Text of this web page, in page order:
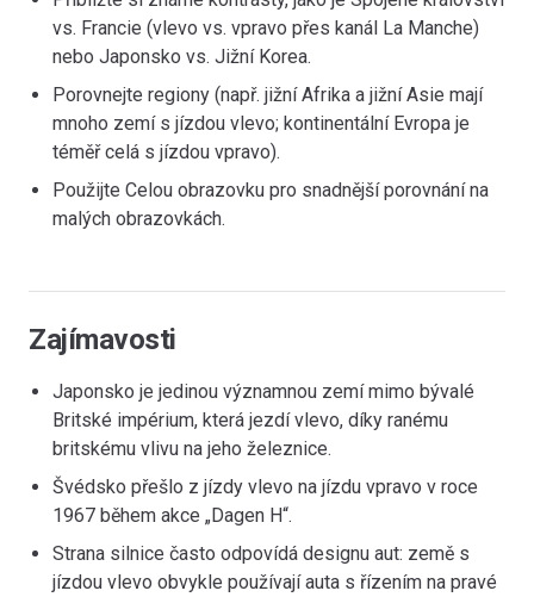
vs. Francie (vlevo vs. vpravo přes kanál La Manche)
nebo Japonsko vs. Jižní Korea.
Porovnejte regiony (např. jižní Afrika a jižní Asie mají
mnoho zemí s jízdou vlevo; kontinentální Evropa je
téměř celá s jízdou vpravo).
Použijte Celou obrazovku pro snadnější porovnání na
malých obrazovkách.
Zajímavosti
Japonsko je jedinou významnou zemí mimo bývalé
Britské impérium, která jezdí vlevo, díky ranému
britskému vlivu na jeho železnice.
Švédsko přešlo z jízdy vlevo na jízdu vpravo v roce
1967 během akce „Dagen H“.
Strana silnice často odpovídá designu aut: země s
jízdou vlevo obvykle používají auta s řízením na pravé